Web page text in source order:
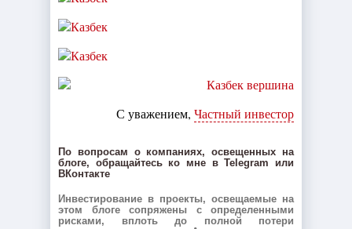
С уважением, Частный инвестор
По вопросам о компаниях, освещенных на
блоге, обращайтесь ко мне в Telegram или
ВКонтакте
Инвестирование в проекты, освещаемые на
этом блоге сопряжены с определенными
рисками, вплоть до полной потери